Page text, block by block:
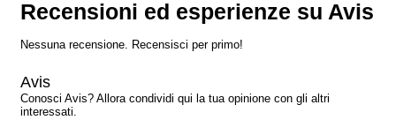
Recensioni ed esperienze su Avis
Nessuna recensione. Recensisci per primo!
Avis
Conosci Avis? Allora condividi qui la tua opinione con gli altri
interessati.